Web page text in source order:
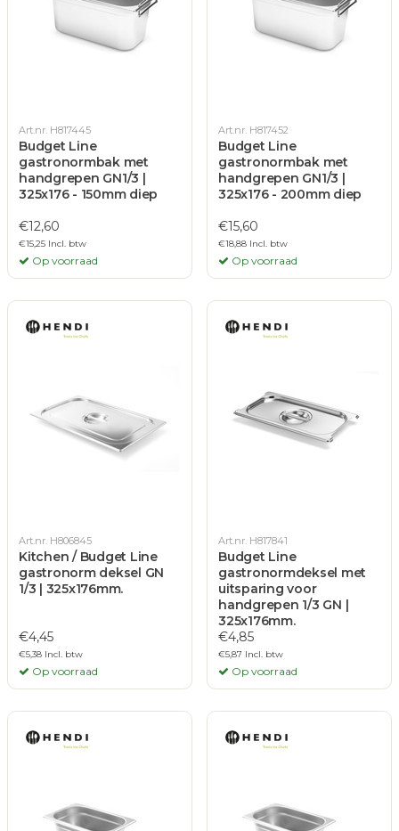
Art.nr. H817445
Budget Line
gastronormbak met
handgrepen GN1/3 |
325x176 - 150mm diep
€12,60
€15,25 Incl. btw
Op voorraad
Art.nr. H817452
Budget Line
gastronormbak met
handgrepen GN1/3 |
325x176 - 200mm diep
€15,60
€18,88 Incl. btw
Op voorraad
Art.nr. H806845
Kitchen / Budget Line
gastronorm deksel GN
1/3 | 325x176mm.
€4,45
€5,38 Incl. btw
Op voorraad
Art.nr. H817841
Budget Line
gastronormdeksel met
uitsparing voor
handgrepen 1/3 GN |
325x176mm.
€4,85
€5,87 Incl. btw
Op voorraad